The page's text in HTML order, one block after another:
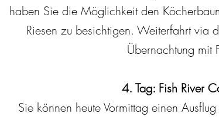
haben Sie die Möglichkeit den
Riesen zu besichtigen. Weiterfahrt via
Übernachtung mit
4. Tag: Fish River
Sie können heute Vormittag einen